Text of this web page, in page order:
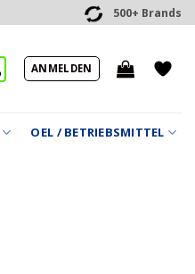
500+ Brands
ANMELDEN
OEL / BETRIEBSMITTEL